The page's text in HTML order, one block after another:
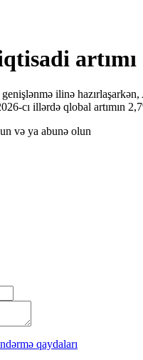
ilinə
cı illərdə qlobal artımın
və ya abunə olun
qaydaları